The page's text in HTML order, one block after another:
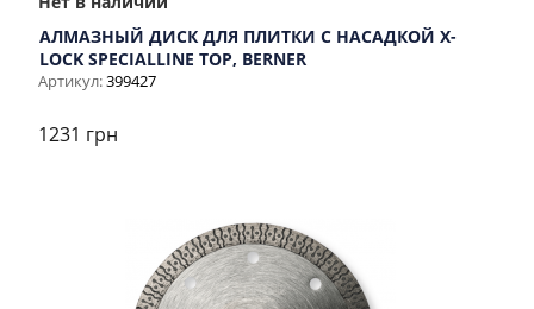
АЛМАЗНЫЙ ДИСК ДЛЯ ПЛИТКИ С НАСАДКОЙ X-
LOCK SPECIALLINE TOP, BERNER
Артикул:399427
1231 грн